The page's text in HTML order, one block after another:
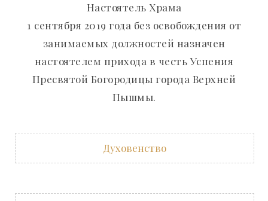
Настоятель Храма
1 сентября 2019 года без освобождения от
занимаемых должностей назначен
настоятелем прихода в честь Успения
Пресвятой Богородицы города Верхней
Пышмы.
Духовенство